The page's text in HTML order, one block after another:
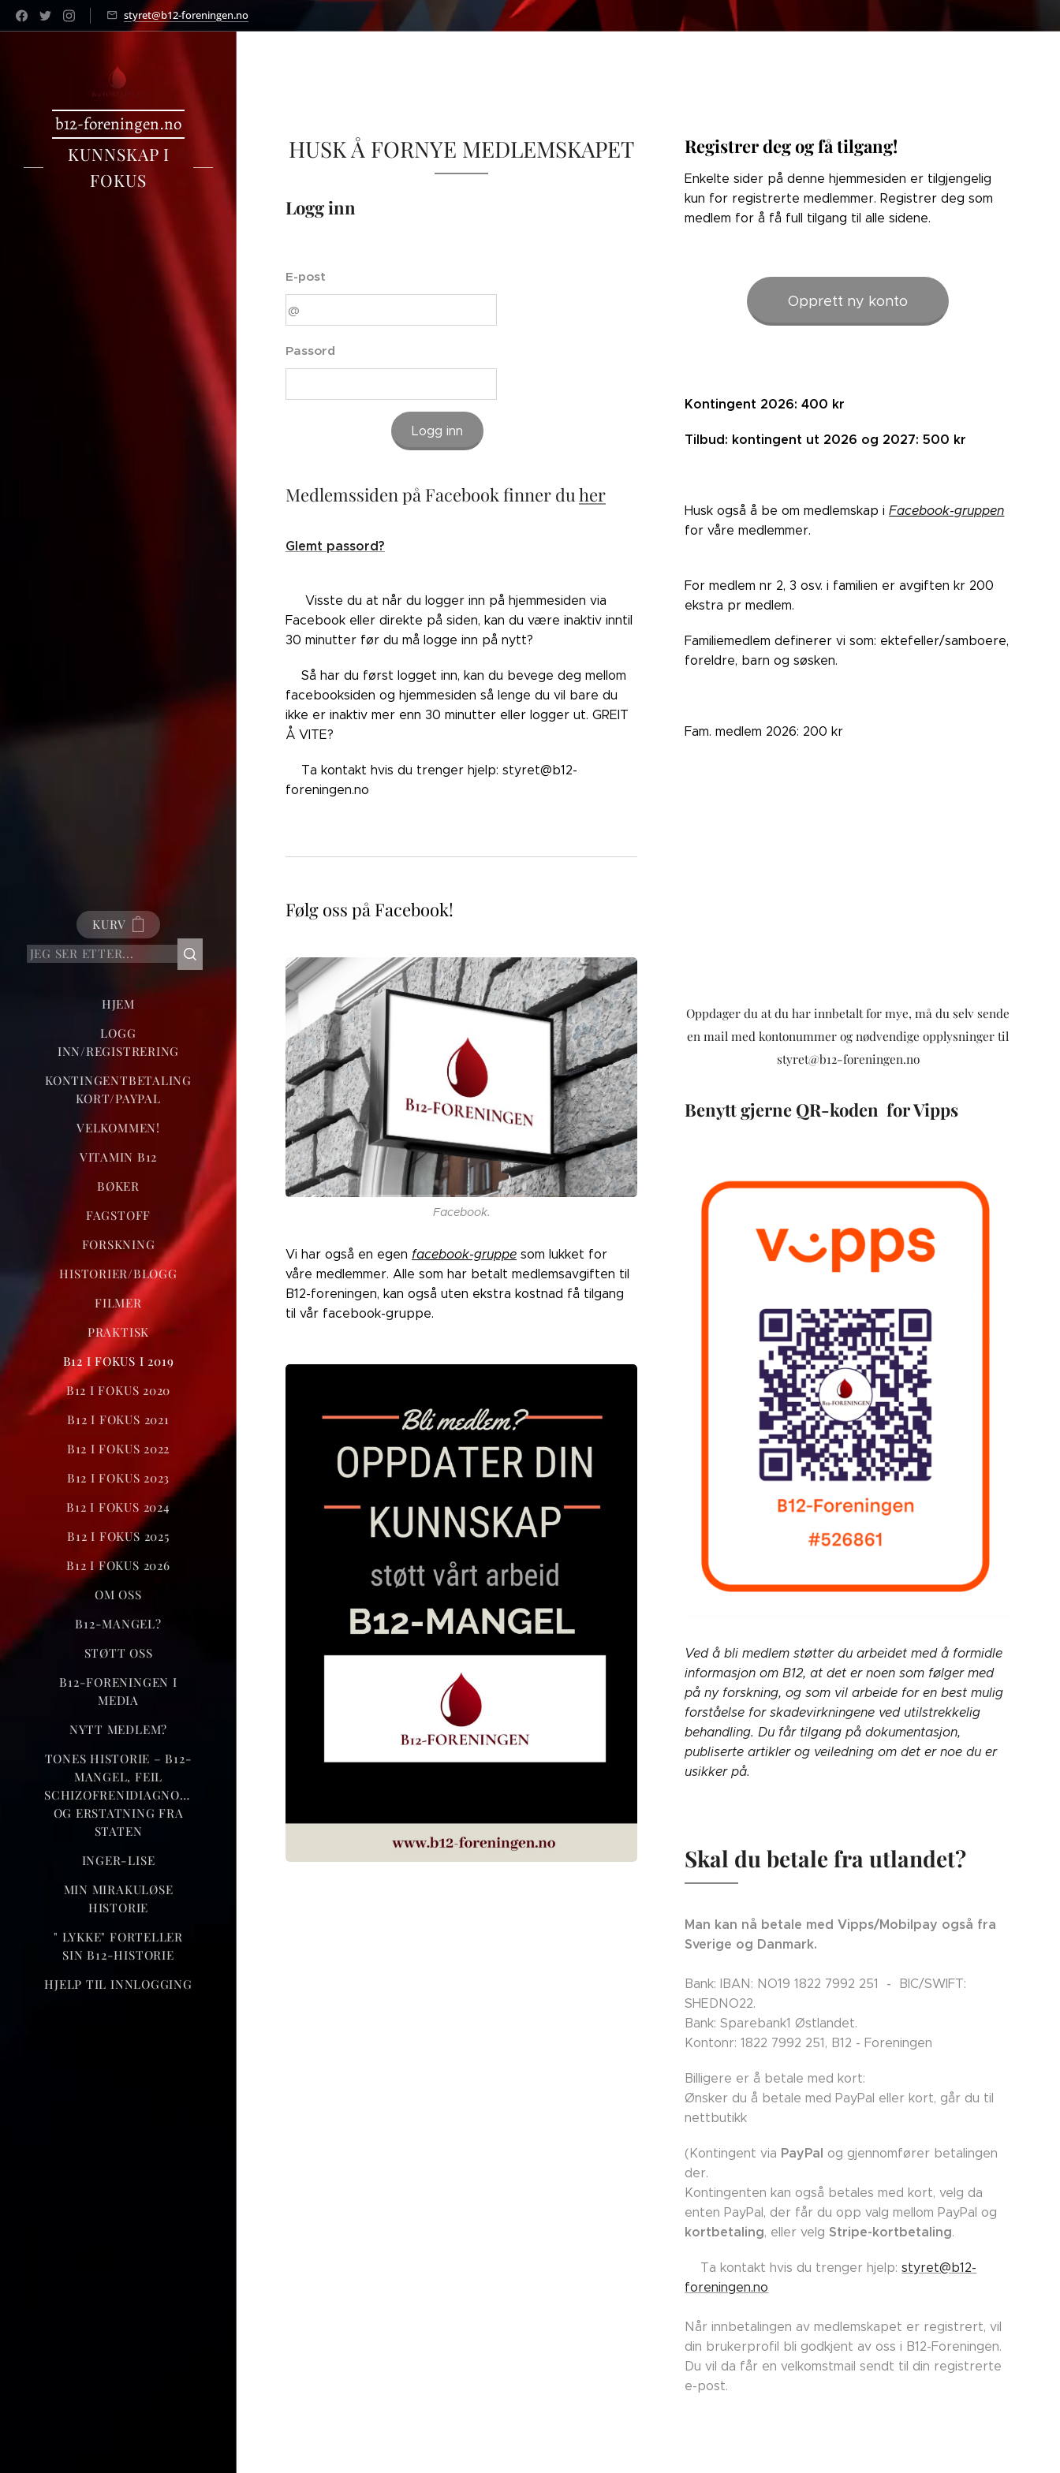
styret@b12-foreningen.no
b12-foreningen.no
KUNNSKAP I
FOKUS
KURV
HJEM
LOGG
INN/REGISTRERING
KONTINGENTBETALING
KORT/PAYPAL
VELKOMMEN!
VITAMIN B12
BØKER
FAGSTOFF
FORSKNING
HISTORIER/BLOGG
FILMER
PRAKTISK
B12 I FOKUS I 2019
B12 I FOKUS 2020
B12 I FOKUS 2021
B12 I FOKUS 2022
B12 I FOKUS 2023
B12 I FOKUS 2024
B12 I FOKUS 2025
B12 I FOKUS 2026
OM OSS
B12-MANGEL?
STØTT OSS
B12-FORENINGEN I
MEDIA
NYTT MEDLEM?
TONES HISTORIE – B12-
MANGEL, FEIL
SCHIZOFRENIDIAGNOSE
OG ERSTATNING FRA
STATEN
INGER-LISE
MIN MIRAKULØSE
HISTORIE
" LYKKE" FORTELLER
SIN B12-HISTORIE
HJELP TIL INNLOGGING
HUSK Å FORNYE MEDLEMSKAPET
Logg inn
E-post
Passord
Logg inn
Medlemssiden på Facebook finner duher
Glemt passord?
👉🏼Visste du at når du logger inn på hjemmesiden via
Facebook eller direkte på siden, kan du være inaktiv inntil
30 minutter før du må logge inn på nytt?
👉🏼Så har du først logget inn, kan du bevege deg mellom
facebooksiden og hjemmesiden så lenge du vil bare du
ikke er inaktiv mer enn 30 minutter eller logger ut. GREIT
Å VITE?
👉🏼Ta kontakt hvis du trenger hjelp: styret@b12-
foreningen.no
Følg oss på Facebook!
Facebook.
Vi har også en egen facebook-gruppe som lukket for
våre medlemmer. Alle som har betalt medlemsavgiften til
B12-foreningen, kan også uten ekstra kostnad få tilgang
til vår facebook-gruppe.
Registrer deg og få tilgang!
Enkelte sider på denne hjemmesiden er tilgjengelig
kun for registrerte medlemmer. Registrer deg som
medlem for å få full tilgang til alle sidene.
Opprett ny konto
Kontingent 2026: 400 kr
Tilbud: kontingent ut 2026 og 2027: 500 kr
Husk også å be om medlemskap iFacebook-gruppen
for våre medlemmer.
For medlem nr 2, 3 osv. i familien er avgiften kr 200
ekstra pr medlem.
Familiemedlem definerer vi som: ektefeller/samboere,
foreldre, barn og søsken.
Fam. medlem 2026: 200 kr
Oppdager du at du har innbetalt for mye, må du selv sende
en mail med kontonummer og nødvendige opplysninger til
styret@b12-foreningen.no
Benytt gjerne QR-koden for Vipps
Ved å bli medlem støtter du arbeidet med å formidle
informasjon om B12, at det er noen som følger med
på ny forskning, og som vil arbeide for en best mulig
forståelse for skadevirkningene ved utilstrekkelig
behandling. Du får tilgang på dokumentasjon,
publiserte artikler og veiledning om det er noe du er
usikker på.
Skal du betale fra utlandet?
Man kan nå betale med Vipps/Mobilpay også fra
Sverige og Danmark.
Bank: IBAN: NO19 1822 7992 251 - BIC/SWIFT:
SHEDNO22.
Bank: Sparebank1 Østlandet.
Kontonr: 1822 7992 251, B12 - Foreningen
Billigere er å betale med kort:
Ønsker du å betale med PayPal eller kort, går du til
nettbutikk
(Kontingent via PayPal og gjennomfører betalingen
der.
Kontingenten kan også betales med kort, velg da
enten PayPal, der får du opp valg mellom PayPal og
kortbetaling, eller velg Stripe-kortbetaling.
👉🏼Ta kontakt hvis du trenger hjelp:styret@b12-
foreningen.no
Når innbetalingen av medlemskapet er registrert, vil
din brukerprofil bli godkjent av oss i B12-Foreningen.
Du vil da får en velkomstmail sendt til din registrerte
e-post.